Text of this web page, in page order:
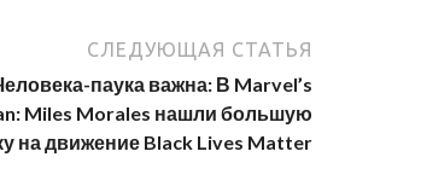
СЛЕДУЮЩАЯ СТАТЬЯ
паука важна: В Marvel’s
Miles Morales нашли большую
на движение Black Lives Matter